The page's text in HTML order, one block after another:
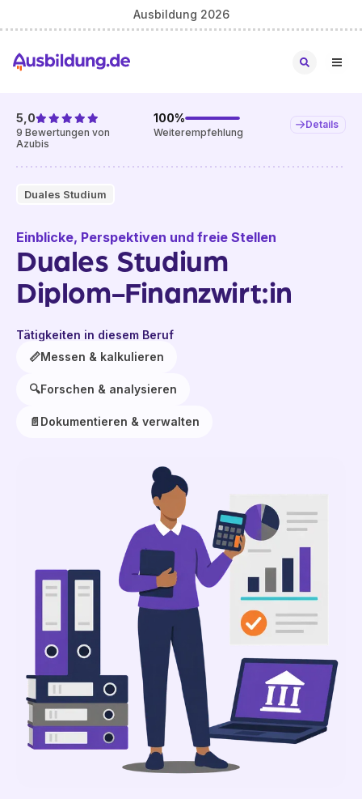
Ausbildung 2026
Duales Studium
5,0
9 Bewertungen von
Azubis
100%
Weiterempfehlung
Details
Einblicke, Perspektiven und freie Stellen
Duales Studium
Diplom-Finanzwirt:in
Tätigkeiten in diesem Beruf
📏Messen & kalkulieren
🔍Forschen & analysieren
📄 Dokumentieren & verwalten